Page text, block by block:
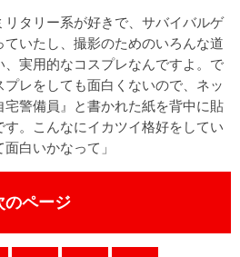
タリー系が好きで、サバイバルゲ
いたし、撮影のためのいろんな道
実用的なコスプレなんですよ。で
プレをしても面白くないので、ネッ
宅警備員』と書かれた紙を背中に貼
す。こんなにイカツイ格好をしてい
白いかなって」
のページ